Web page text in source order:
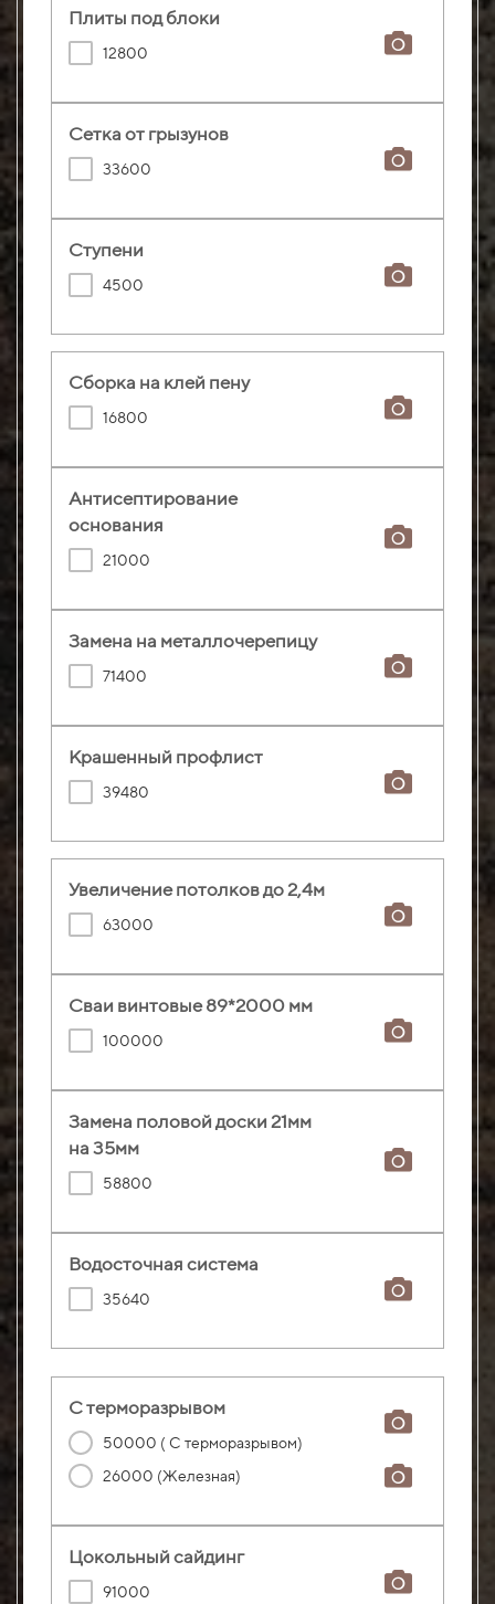
Плиты под блоки
12800
Сетка от грызунов
33600
Ступени
4500
Сборка на клей пену
16800
Антисептирование
основания
21000
Замена на металлочерепицу
71400
Крашенный профлист
39480
Увеличение потолков до 2,4м
63000
Сваи винтовые 89*2000 мм
100000
Замена половой доски 21мм
на 35мм
58800
Водосточная система
35640
С терморазрывом
50000 ( С терморазрывом)
26000 (Железная)
Цокольный сайдинг
91000